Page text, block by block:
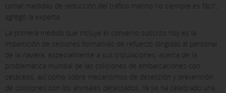
tomar medidas de reducción del tráfico marino no siempre es fácil”,
agregó la experta.
La primera medida que incluye el convenio suscrito hoy es la
impartición de sesiones formativas de refuerzo dirigidas al personal
de la naviera, especialmente a sus tripulaciones, acerca de la
problemática mundial de las colisiones de embarcaciones con
cetáceos, así como sobre mecanismos de detección y prevención
de colisiones con los animales detectados. Ya se ha celebrado una
X